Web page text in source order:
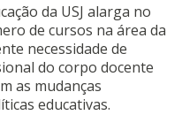
da USJ alarga no
de cursos na área da
necessidade de
do corpo docente
as mudanças
educativas.